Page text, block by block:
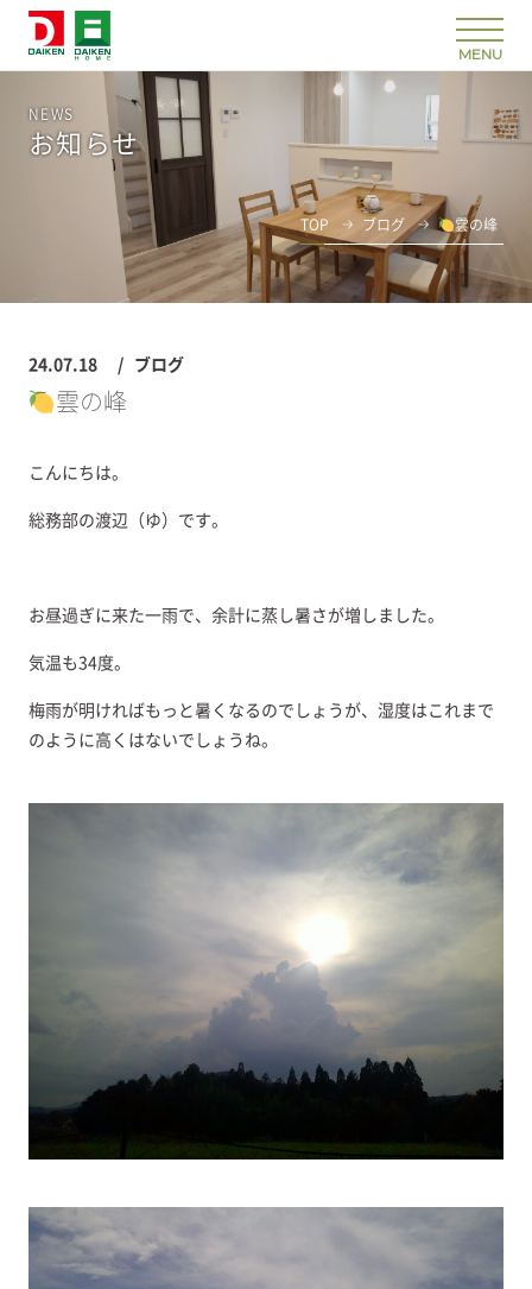
NEWS
お知らせ
TOP ブログ 雲の峰
24.07.18 ブログ
雲の峰
こんにちは。
総務部の渡辺（ゆ）です。
お昼過ぎに来た一雨で、余計に蒸し暑さが増しました。
気温も34度。
梅雨が明ければもっと暑くなるのでしょうが、湿度はこれまで
のように高くはないでしょうね。